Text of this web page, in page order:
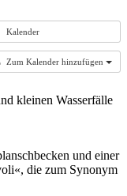
Kalender
Zum Kalender hinzufügen
kleinen Wasserfälle
und einer
die zum Synonym